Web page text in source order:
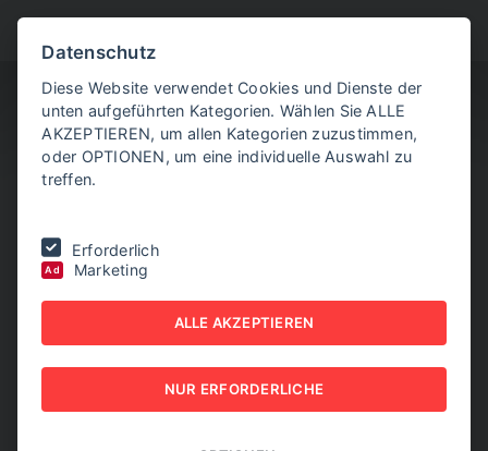
NIEDERÖSTERREICH 2018
NEW BUSINESS
Bundeslandspecial -
NIEDERÖSTERREICH 2018
Datenschutz
Diese Website verwendet Cookies und Dienste der
unten aufgeführten Kategorien. Wählen Sie ALLE
AKZEPTIEREN, um allen Kategorien zuzustimmen,
oder OPTIONEN, um eine individuelle Auswahl zu
treffen.
Erforderlich
Ad Marketing
ALLE AKZEPTIEREN
NUR ERFORDERLICHE